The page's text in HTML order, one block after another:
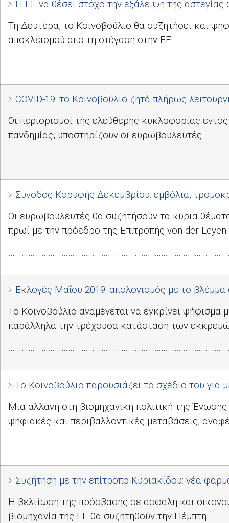
Η ΕΕ να θέσει στόχο την εξάλειψη της
Τη Δευτέρα, το Κοινοβούλιο θα συζητήσει και
αποκλεισμού από τη στέγαση στην ΕΕ.
COVID-19: το Κοινοβούλιο ζητά πλήρως
Οι περιορισμοί της ελεύθερης κυκλοφορίας
πανδημίας, υποστηρίζουν οι ευρωβουλευτές.
Σύνοδος Κορυφής Δεκεμβρίου: εμβόλια,
Οι ευρωβουλευτές θα συζητήσουν τα κύρια
πρωί με την πρόεδρο της Επιτροπής von der Leyen
Εκλογές Μαΐου 2019: απολογισμός με το
Το Κοινοβούλιο αναμένεται να εγκρίνει
παράλληλα την τρέχουσα κατάσταση των
Το Κοινοβούλιο παρουσιάζει το σχέδιο του για
Μια αλλαγή στη βιομηχανική πολιτική της
ψηφιακές και περιβαλλοντικές μεταβάσεις,
Συζήτηση με την επίτροπο Κυριακίδου: νέα
Η βελτίωση της πρόσβασης σε ασφαλή και
βιομηχανία της ΕΕ θα συζητηθούν την Πέμπτη.